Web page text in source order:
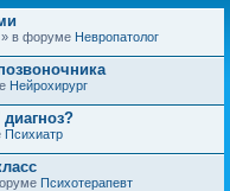
» в форуме Невропатолог
Нейрохирург
Психиатр
Психотерапевт